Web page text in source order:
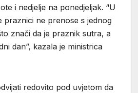
i nedjelje na ponedjeljak. “U
praznici ne prenose s jednog
znači da je praznik sutra, a
dan”, kazala je ministrica
redovito pod uvjetom da